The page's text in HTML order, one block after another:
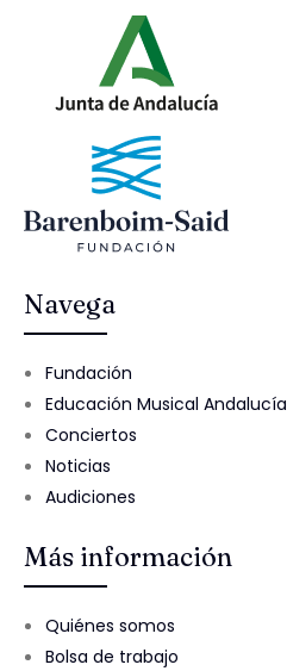
Navega
Fundación
Educación Musical Andalucía
Conciertos
Noticias
Audiciones
Más información
Quiénes somos
Bolsa de trabajo